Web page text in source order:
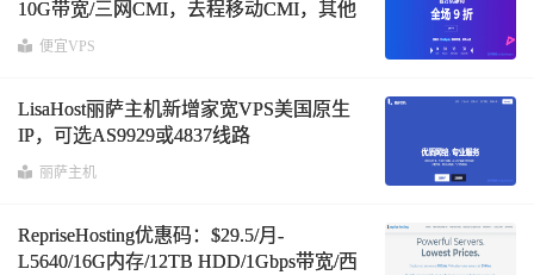
10G带宽/三网CMI，去程移动CMI，其他
NTT
便宜VPS
LisaHost丽萨主机新增家宽VPS美国原生
IP，可选AS9929或4837线路
丽萨主机
RepriseHosting优惠码：$29.5/月-
L5640/16G内存/12TB HDD/1Gbps带宽/西